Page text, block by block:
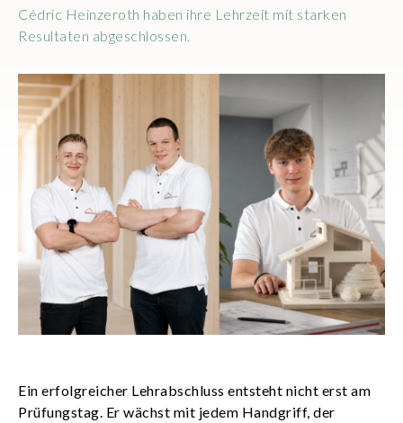
Cédric Heinzeroth haben ihre Lehrzeit mit starken
Resultaten abgeschlossen.
Ein erfolgreicher Lehrabschluss entsteht nicht erst am
Prüfungstag. Er wächst mit jedem Handgriff, der